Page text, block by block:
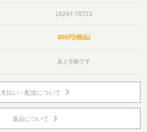
16247-76723
800円(税込)
あと6個です
支払い・配送について
返品について